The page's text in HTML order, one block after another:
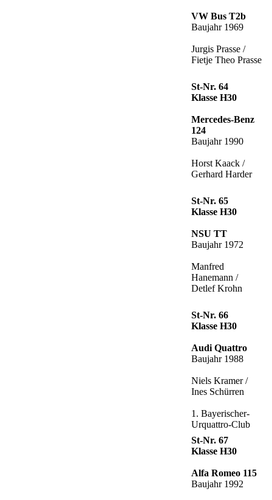
VW Bus T2b
Baujahr 1969
Jurgis Prasse /
Fietje Theo Prasse
St-Nr. 64
Klasse H30
Mercedes-Benz
124
Baujahr 1990
Horst Kaack /
Gerhard Harder
St-Nr. 65
Klasse H30
NSU TT
Baujahr 1972
Manfred
Hanemann /
Detlef Krohn
St-Nr. 66
Klasse H30
Audi Quattro
Baujahr 1988
Niels Kramer /
Ines Schürren
1. Bayerischer-
Urquattro-Club
St-Nr. 67
Klasse H30
Alfa Romeo 115
Baujahr 1992